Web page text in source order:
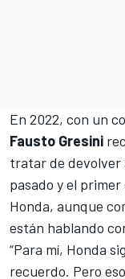
En 2022, con un
Fausto Gresini
tratar de devolver
pasado y el
Honda, aunque
están hablando
“Para mí, Honda
recuerdo. Pero